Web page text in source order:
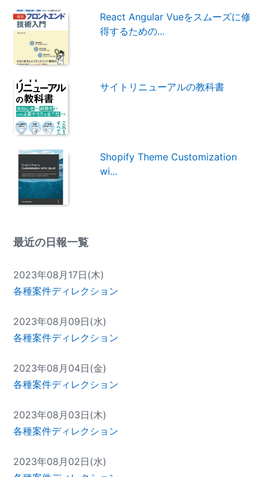
React Angular Vueをスムーズに修
得するための...
サイトリニューアルの教科書
Shopify Theme Customization
wi...
最近の日報一覧
2023年08月17日(木)
各種案件ディレクション
2023年08月09日(水)
各種案件ディレクション
2023年08月04日(金)
各種案件ディレクション
2023年08月03日(木)
各種案件ディレクション
2023年08月02日(水)